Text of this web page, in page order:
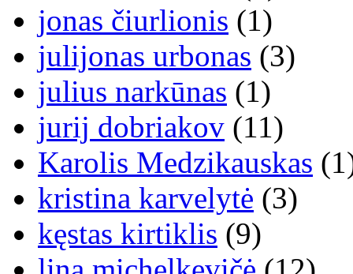
jonas čiurlionis (1)
julijonas urbonas (3)
julius narkūnas (1)
jurij dobriakov (11)
Karolis Medzikauskas
kristina karvelytė (3)
kęstas kirtiklis (9)